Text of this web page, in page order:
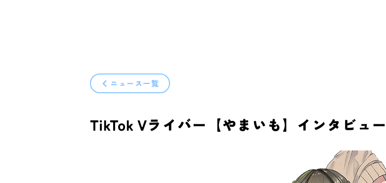
ニュース一覧
TikTok Vライバー【やまいも】インタビュー